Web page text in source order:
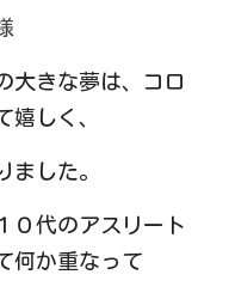
大きな夢は、コロ
嬉しく、
ました。
０代のアスリート
何か重なって